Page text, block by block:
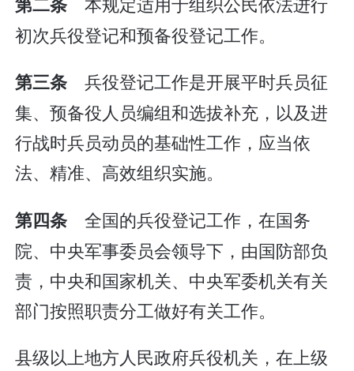
初次兵役登记和预备役登记工作。
第三条兵役登记工作是开展平时兵员征
集、预备役人员编组和选拔补充，以及进
行战时兵员动员的基础性工作，应当依
法、精准、高效组织实施。
第四条全国的兵役登记工作，在国务
院、中央军事委员会领导下，由国防部负
责，中央和国家机关、中央军委机关有关
部门按照职责分工做好有关工作。
县级以上地方人民政府兵役机关，在上级